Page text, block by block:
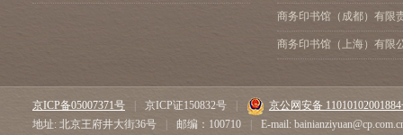
商务印书馆（成都）有限
商务印书馆（上海）有限
京ICP备05007371号 京ICP证150832号
京公网安备
地址: 北京王府井大街36号
邮编：100710
E-mail: